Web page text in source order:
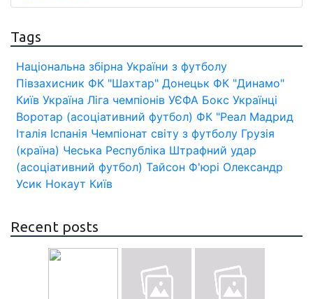
Tags
Національна збірна України з футболу
Півзахисник ФК "Шахтар" Донецьк ФК "Динамо"
Київ Україна Ліга чемпіонів УЄФА Бокс Українці
Воротар (асоціативний футбол) ФК "Реал Мадрид
Італія Іспанія Чемпіонат світу з футболу Грузія
(країна) Чеська Республіка Штрафний удар
(асоціативний футбол) Тайсон Ф'юрі Олександр
Усик Нокаут Київ
Recent posts